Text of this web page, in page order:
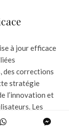
à jour efficace
des corrections
stratégie
l’innovation et
Les
et installées